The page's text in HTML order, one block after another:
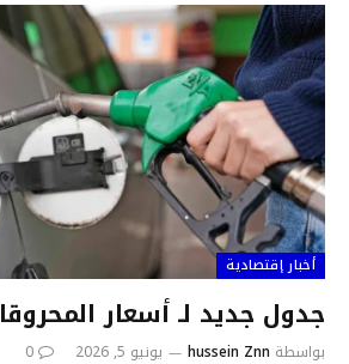
أخبار إقتصادية
جدول جديد لـ أسعار
بواسطة hussein Znn يونيو 5, 2026 0